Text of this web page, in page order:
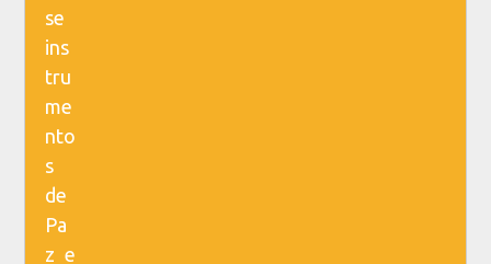
se
ins
tru
me
nto
s
de
Pa
z e